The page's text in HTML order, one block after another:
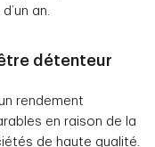
an.
détenteur
rendement
en raison de la
de haute qualité.